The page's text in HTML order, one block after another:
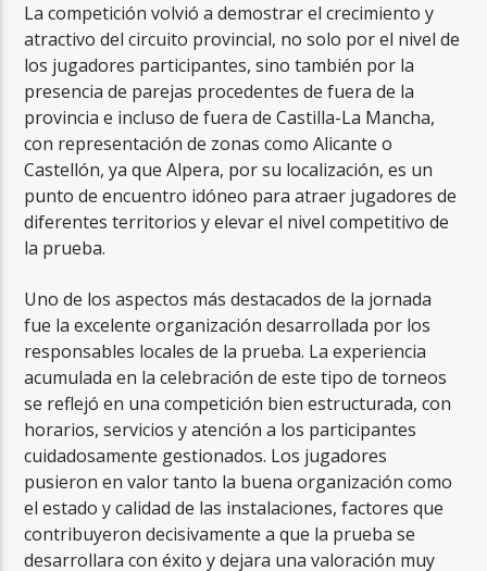
La competición volvió a demostrar el crecimiento y
atractivo del circuito provincial, no solo por el nivel de
los jugadores participantes, sino también por la
presencia de parejas procedentes de fuera de la
provincia e incluso de fuera de Castilla-La Mancha,
con representación de zonas como Alicante o
Castellón, ya que Alpera, por su localización, es un
punto de encuentro idóneo para atraer jugadores de
diferentes territorios y elevar el nivel competitivo de
la prueba.
Uno de los aspectos más destacados de la jornada
fue la excelente organización desarrollada por los
responsables locales de la prueba. La experiencia
acumulada en la celebración de este tipo de torneos
se reflejó en una competición bien estructurada, con
horarios, servicios y atención a los participantes
cuidadosamente gestionados. Los jugadores
pusieron en valor tanto la buena organización como
el estado y calidad de las instalaciones, factores que
contribuyeron decisivamente a que la prueba se
desarrollara con éxito y dejara una valoración muy